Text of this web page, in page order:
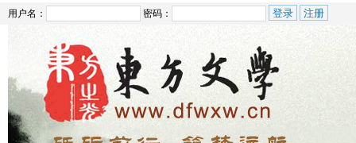
用户名： 密码：